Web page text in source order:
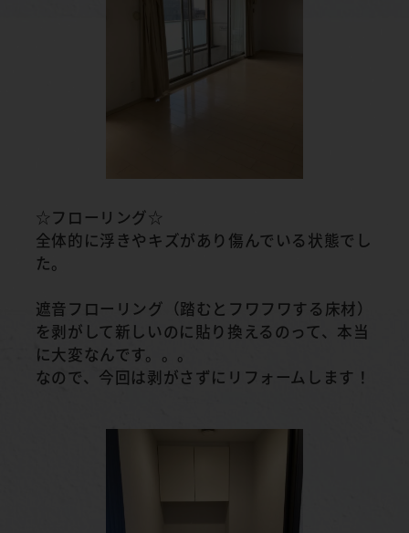
☆フローリング☆
全体的に浮きやキズがあり傷んでいる状態でし
た。
遮音フローリング（踏むとフワフワする床材）
を剥がして新しいのに貼り換えるのって、本当
に大変なんです。。。
なので、今回は剥がさずにリフォームします！